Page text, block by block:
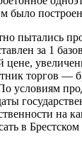
было
пытались
за 1
цене,
торгов —
условиям
на
в